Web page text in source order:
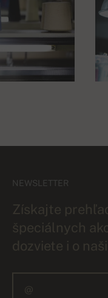
NEWSLETTER
Získajte
špeciálnych
dozviete i o